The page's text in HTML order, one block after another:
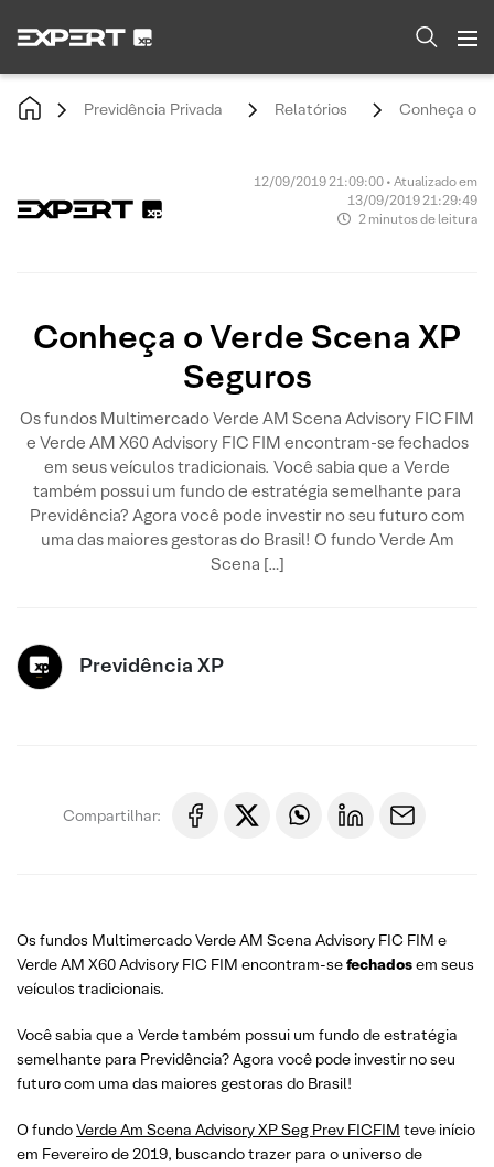
Previdência Privada Relatórios Conheça o
12/09/2019 21:09:00 • Atualizado em
13/09/2019 21:29:49
2 minutos de leitura
Conheça o Verde Scena XP
Seguros
Os fundos Multimercado Verde AM Scena Advisory FIC FIM
e Verde AM X60 Advisory FIC FIM encontram-se fechados
em seus veículos tradicionais. Você sabia que a Verde
também possui um fundo de estratégia semelhante para
Previdência? Agora você pode investir no seu futuro com
uma das maiores gestoras do Brasil! O fundo Verde Am
Scena […]
Previdência XP
Compartilhar:
Os fundos Multimercado Verde AM Scena Advisory FIC FIM e
Verde AM X60 Advisory FIC FIM encontram-sefechadosem seus
veículos tradicionais.
Você sabia que a Verde também possui um fundo de estratégia
semelhante para Previdência? Agora você pode investir no seu
futuro com uma das maiores gestoras do Brasil!
O fundoVerde Am Scena Advisory XP Seg Prev FICFIM teve início
em Fevereiro de 2019, buscando trazer para o universo de